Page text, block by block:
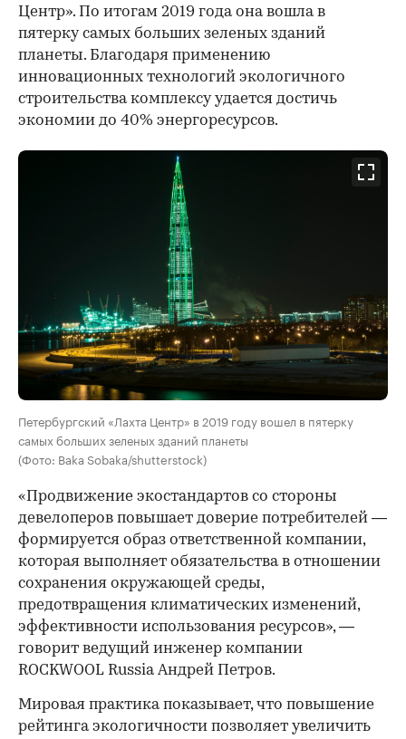
Центр». По итогам 2019 года она вошла в
пятерку самых больших зеленых зданий
планеты. Благодаря применению
инновационных технологий экологичного
строительства комплексу удается достичь
экономии до 40% энергоресурсов.
Петербургский «Лахта Центр» в 2019 году вошел в пятерку
самых больших зеленых зданий планеты
(Фото: Baka Sobaka/shutterstock)
«Продвижение экостандартов со стороны
девелоперов повышает доверие потребителей —
формируется образ ответственной компании,
которая выполняет обязательства в отношении
сохранения окружающей среды,
предотвращения климатических изменений,
эффективности использования ресурсов», —
говорит ведущий инженер компании
ROCKWOOL Russia Андрей Петров.
Мировая практика показывает, что повышение
рейтинга экологичности позволяет увеличить